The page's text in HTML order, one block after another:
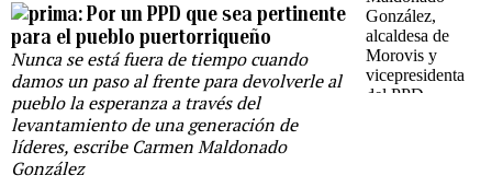
Por un PPD que sea pertinente
para el pueblo puertorriqueño
Nunca se está fuera de tiempo cuando
damos un paso al frente para devolverle al
pueblo la esperanza a través del
levantamiento de una generación de
líderes, escribe Carmen Maldonado
González